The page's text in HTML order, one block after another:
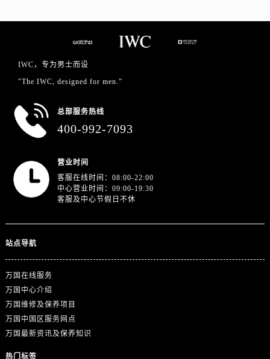
广东省汕尾市城区香洲街道园林社区翠园街万国售后服务中心（需提前预约）
IWC，专为男士而设
"The IWC, designed for men.”
总部服务热线
400-992-7093
营业时间
客服在线时间：08:00-22:00
中心营业时间：09:00-19:30
客服及中心节假日不休
站点导航
万国在线服务
万国中心介绍
万国维修及保养项目
万国中国区服务网点
万国最新资讯及保养知识
热门标签